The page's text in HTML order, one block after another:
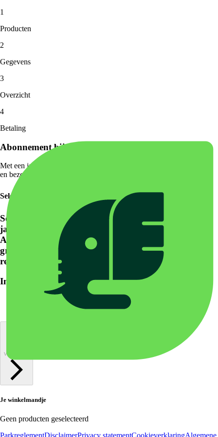
1
Producten
2
Gegevens
3
Overzicht
4
Betaling
Abonnement bij Eindhoven Zoo
Met een jaarabonnement profiteer je van onbeperkt entree tot het park
en bezoek je alle dieren zo vaak je wil!
Selecteer het aantal abonnementen
Selecteer het aantal personen met een leeftijd vanaf 3
jaar waarvoor je een abonnement wil afsluiten.
Abonnementen voor kinderen van 0 t/m 2 jaar zijn
gratis. Dit abonnement wordt aangemaakt bij de
receptie en kan niet online besteld worden.
In de volgende stap vul je de gegevens in.
volgende
Je winkelmandje
Geen producten geselecteerd
ParkreglementDisclaimerPrivacy statementCookieverklaringAlgemene